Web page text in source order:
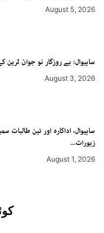
August 5, 2026
ساہیوال: بے روزگار نو جوان
August 3, 2026
زیورات...
August 1, 2026